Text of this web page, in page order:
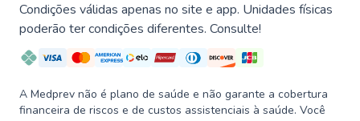
Condições válidas apenas no site e app. Unidades físicas
poderão ter condições diferentes. Consulte!
A Medprev não é plano de saúde e não garante a cobertura
financeira de riscos e de custos assistenciais à saúde. Você